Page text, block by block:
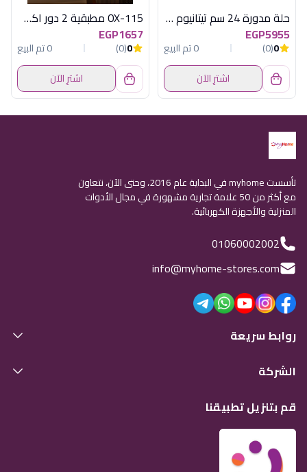
حلة مدورة 24 سم تيتانيوم ايه ام تى
EGP5955
0
(0)
0 تم البيع
اشترِ الآن
OX-115 مطبقية 2 دور اكسفورد
EGP1657
0
(0)
0 تم البيع
اشترِ الآن
تأسست myhome في البداية عام 2016، وحتى الآن، نتعاون
مع أكثر من 50 علامة تجارية مشهورة في مجال الأدوات
المنزلية والأجهزة الكهربائية.
01060002002
info@myhome-stores.com
روابط سريعة
الشركة
قم بتنزيل تطبيقنا